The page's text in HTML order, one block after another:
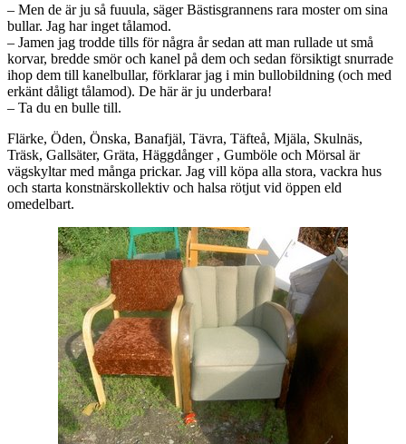
– Men de är ju så fuuula, säger Bästisgrannens rara moster om sina
bullar. Jag har inget tålamod.
– Jamen jag trodde tills för några år sedan att man rullade ut små
korvar, bredde smör och kanel på dem och sedan försiktigt snurrade
ihop dem till kanelbullar, förklarar jag i min bullobildning (och med
erkänt dåligt tålamod). De här är ju underbara!
– Ta du en bulle till.
Flärke, Öden, Önska, Banafjäl, Tävra, Täfteå, Mjäla, Skulnäs,
Träsk, Gallsäter, Gräta, Häggdånger , Gumböle och Mörsal är
vägskyltar med många prickar. Jag vill köpa alla stora, vackra hus
och starta konstnärskollektiv och halsa rötjut vid öppen eld
omedelbart.